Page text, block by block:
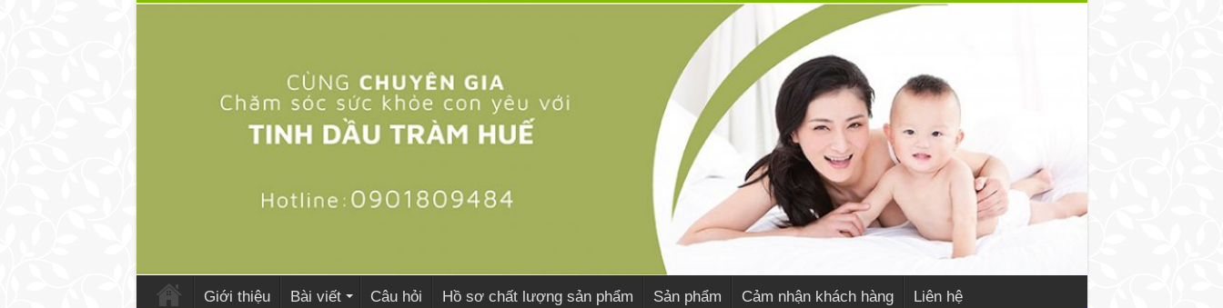
Giới thiệu Bài viết Câu hỏi Hồ sơ chất lượng sản phẩm Sản phẩm Cảm nhận khách hàng Liên hệ